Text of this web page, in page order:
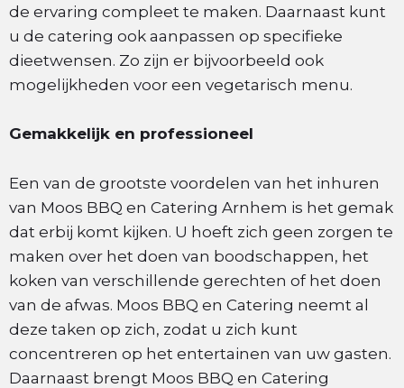
de ervaring compleet te maken. Daarnaast kunt
u de catering ook aanpassen op specifieke
dieetwensen. Zo zijn er bijvoorbeeld ook
mogelijkheden voor een vegetarisch menu.
Gemakkelijk en professioneel
Een van de grootste voordelen van het inhuren
van Moos BBQ en Catering Arnhem is het gemak
dat erbij komt kijken. U hoeft zich geen zorgen te
maken over het doen van boodschappen, het
koken van verschillende gerechten of het doen
van de afwas. Moos BBQ en Catering neemt al
deze taken op zich, zodat u zich kunt
concentreren op het entertainen van uw gasten.
Daarnaast brengt Moos BBQ en Catering